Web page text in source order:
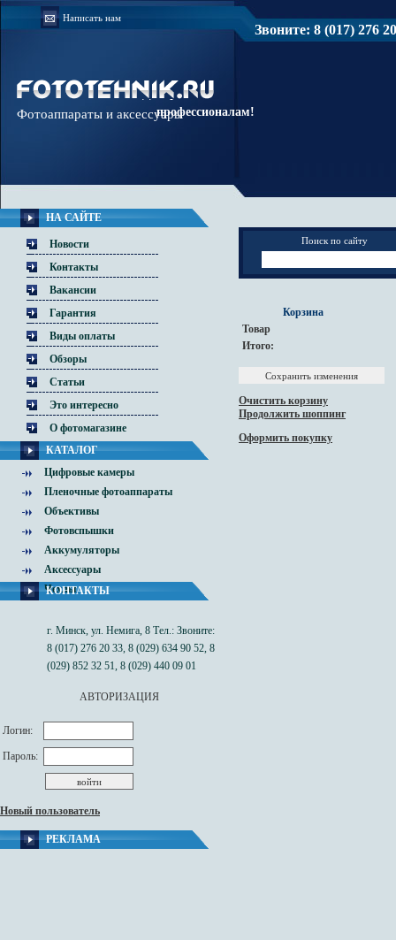
Написать нам
Звоните: 8 (017) 276
Доверяйте
профессионалам!
Фотоаппараты и аксессуары
НА САЙТЕ
Новости
Контакты
Вакансии
Гарантия
Виды оплаты
Обзоры
Статьи
Это интересно
О фотомагазине
КАТАЛОГ
Цифровые камеры
Пленочные фотоаппараты
Объективы
Фотовспышки
Аккумуляторы
Аксессуары
Чехлы
КОНТАКТЫ
г. Минск, ул. Немига, 8 Тел.: Звоните:
8 (017) 276 20 33, 8 (029) 634 90 52, 8
(029) 852 32 51, 8 (029) 440 09 01
АВТОРИЗАЦИЯ
Логин:
Пароль:
Новый пользователь
РЕКЛАМА
Поиск по сайту
Корзина
Товар
Итого:
Очистить корзину
Продолжить шоппинг
Оформить покупку